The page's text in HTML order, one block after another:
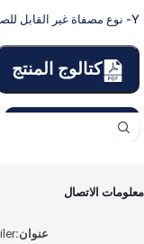
Y- نوع مصفاة غير القابل للصدأ
كتالوج المنتج
معلومات الاتصال
عنوان: